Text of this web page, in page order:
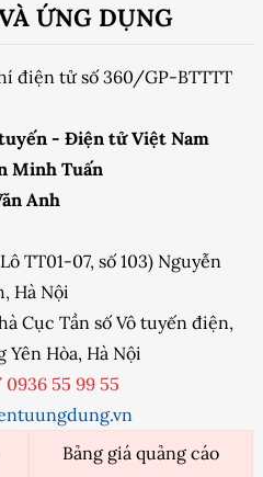
ỨNG DỤNG
điện tử số 360/GP-BTTTT
- Điện tử Việt Nam
Minh Tuấn
Anh
TT01-07, số 103) Nguyễn
Hà Nội
Cục Tần số Vô tuyến điện,
Yên Hòa, Hà Nội
0936 55 99 55
Bảng giá quảng cáo